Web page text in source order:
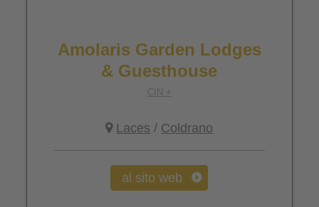
Amolaris Garden Lodges
& Guesthouse
CIN +
Laces / Coldrano
al sito web